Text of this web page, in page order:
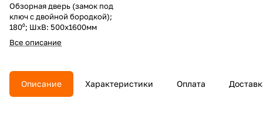
Обзорная дверь (замок под
ключ с двойной бородкой);
180⁰; ШхВ: 500х1600мм
Все описание
Описание Характеристики Оплата